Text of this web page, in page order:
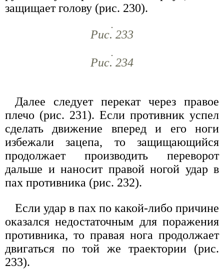
защищает голову (рис. 230).
Рис. 233
Рис. 234
Далее следует перекат через правое
плечо (рис. 231). Если противник успел
сделать движение вперед и его ноги
избежали зацепа, то защищающийся
продолжает производить переворот
дальше и наносит правой ногой удар в
пах противника (рис. 232).
Если удар в пах по какой-либо причине
оказался недостаточным для поражения
противника, то правая нога продолжает
двигаться по той же траектории (рис.
233).